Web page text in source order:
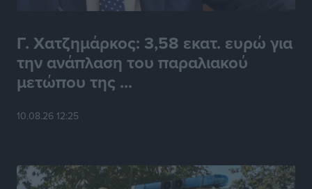
Γ. Χατζημάρκος: 3,58 εκατ. ευρώ για
την ανάπλαση του παραλιακού
μετώπου της ...
10.08.26 12:25